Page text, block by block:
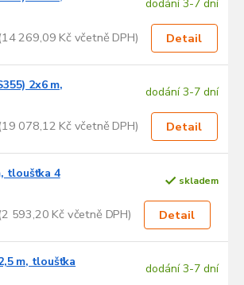
dodání 3-7 dní
(14 269,09 Kč včetně DPH) Detail
2x6 m,
dodání 3-7 dní
(19 078,12 Kč včetně DPH) Detail
tloušťka 4
skladem
(2 593,20 Kč včetně DPH) Detail
m, tloušťka
dodání 3-7 dní